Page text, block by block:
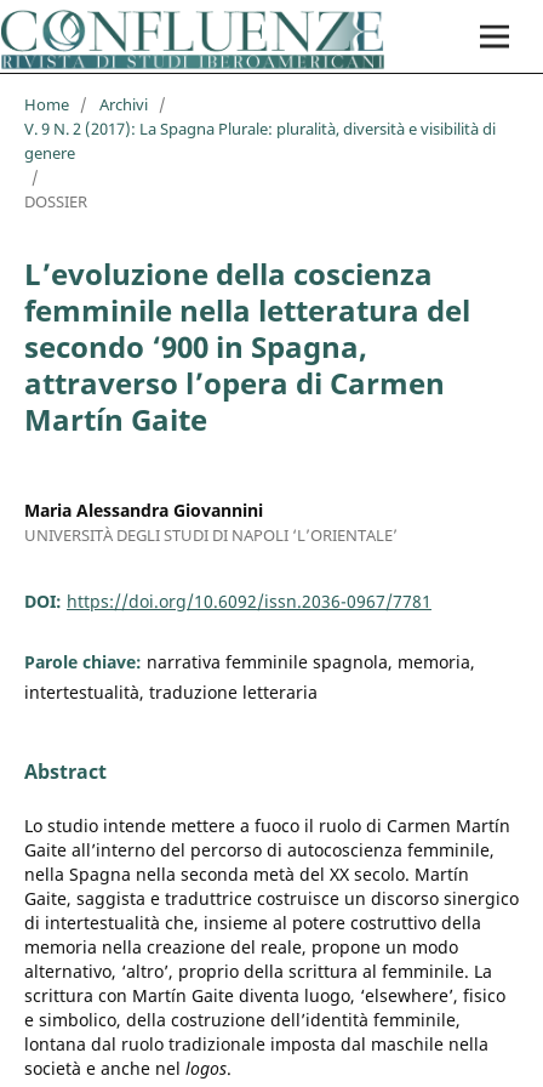
Home / Archivi /
V. 9 N. 2 (2017): La Spagna Plurale: pluralità, diversità e visibilità di
genere
/
DOSSIER
L’evoluzione della coscienza
femminile nella letteratura del
secondo ‘900 in Spagna,
attraverso l’opera di Carmen
Martín Gaite
Maria Alessandra Giovannini
UNIVERSITÀ DEGLI STUDI DI NAPOLI ‘L’ORIENTALE’
DOI: https://doi.org/10.6092/issn.2036-0967/7781
Parole chiave: narrativa femminile spagnola, memoria,
intertestualità, traduzione letteraria
Abstract
Lo studio intende mettere a fuoco il ruolo di Carmen Martín
Gaite all’interno del percorso di autocoscienza femminile,
nella Spagna nella seconda metà del XX secolo. Martín
Gaite, saggista e traduttrice costruisce un discorso sinergico
di intertestualità che, insieme al potere costruttivo della
memoria nella creazione del reale, propone un modo
alternativo, ‘altro’, proprio della scrittura al femminile. La
scrittura con Martín Gaite diventa luogo, ‘elsewhere’, fisico
e simbolico, della costruzione dell’identità femminile,
lontana dal ruolo tradizionale imposta dal maschile nella
società e anche nel logos.